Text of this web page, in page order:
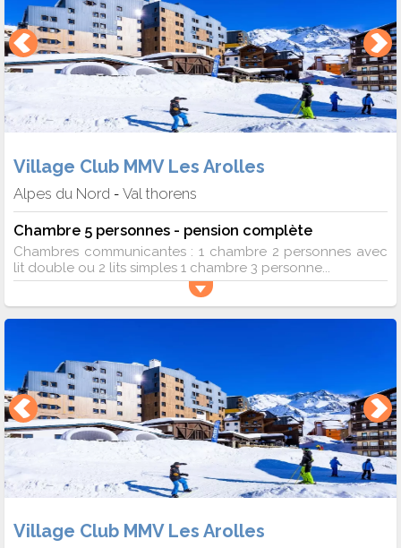
Village Club MMV Les Arolles
Alpes du Nord - Val thorens
Chambre 5 personnes - pension complète
Chambres communicantes : 1 chambre 2 personnes avec
lit double ou 2 lits simples 1 chambre 3 personne...
Village Club MMV Les Arolles